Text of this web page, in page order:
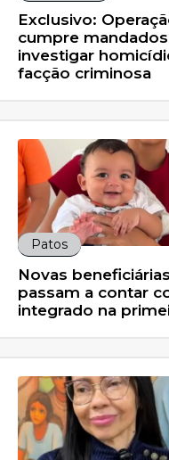
Exclusivo:
cumpre
investigar
facção criminosa
Patos
Novas
passam a contar
integrado na